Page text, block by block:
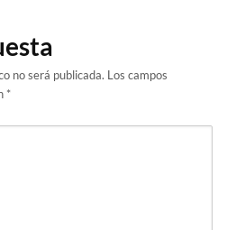
no será publicada. Los campos
*